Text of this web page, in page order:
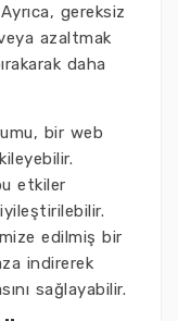
gereksiz
azaltmak
daha
bir web
etkiler
edilmiş bir
indirerek
sağlayabilir.